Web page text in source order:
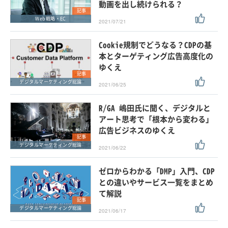
記事
Web戦略・EC
動画を出し続けられる？
2021/07/21
記事
デジタルマーケティング総論
Cookie規制でどうなる？CDPの基
本とターゲティング広告高度化の
ゆくえ
2021/06/25
記事
デジタルマーケティング総論
R/GA 嶋田氏に聞く、デジタルと
アート思考で「根本から変わる」
広告ビジネスのゆくえ
2021/06/22
記事
デジタルマーケティング総論
ゼロからわかる「DMP」入門、CDP
との違いやサービス一覧をまとめ
て解説
2021/06/17